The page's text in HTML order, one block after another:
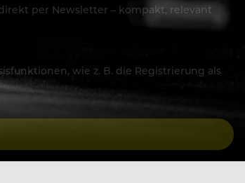
per Newsletter – kompakt, relevant
wie z. B. die Registrierung als